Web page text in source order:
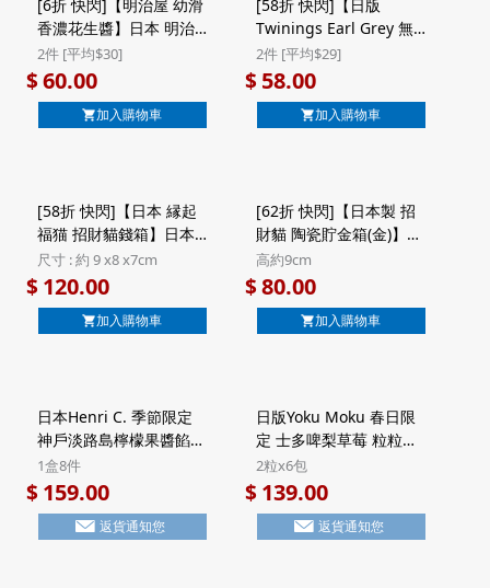
[6折 快閃]【明治屋 幼滑
香濃花生醬】日本 明治
屋 香濃花生醬 200g
($60/2件)
2件 [平均$30]
$60.00
加入購物車
[58折 快閃]【日版
Twinings Earl Grey 無
咖啡因博士茶】日版
Twinings Rooibos Earl
Grey 柑橘伯爵茶 無咖啡
因 博士茶 茶包 10包
2件 [平均$29]
$58.00
加入購物車
[58折 快閃]【日本 縁起
福猫 招財貓錢箱】日本
招福招財 工藝製造 縁起
文字丸猫 福字 招財貓錢
箱
尺寸 : 約 9 x8 x7cm
$120.00
加入購物車
[62折 快閃]【日本製 招
財貓 陶瓷貯金箱(金)】日
本 日和雜貨 萬古燒 風水
まる福猫 招財貓 金色 日
本製 陶瓷錢罌貯金箱
高約9cm
$80.00
加入購物車
日本Henri C. 季節限定
神戶淡路島檸檬果醬餡餅
法式Financier費南雪蛋
糕 禮盒 (1盒8件)【市集
世界 - 日本市集】
1盒8件
$159.00
返貨通知您
日版Yoku Moku 春日限
定 士多啤梨草莓 粒粒方
塊酥餅 禮盒 (2粒x6包)
【市集世界 - 日本市集】
2粒x6包
$139.00
返貨通知您